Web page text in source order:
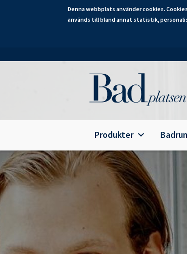
Denna webbplats använder cookies.
används till bland annat statistik,
till
Produkter
Alterna Ariella Aqua
Alterna Ariella
Alterna Basic Aqua
Alterna Basic
Alterna Bella Aqua
Alterna Ella Aqua
Alterna Ella
Alterna Gabriella
Alterna Isabella Aqua